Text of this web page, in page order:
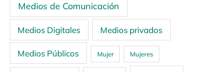
Medios de Comunicación
Medios Digitales Medios privados
Medios Públicos Mujer Mujeres